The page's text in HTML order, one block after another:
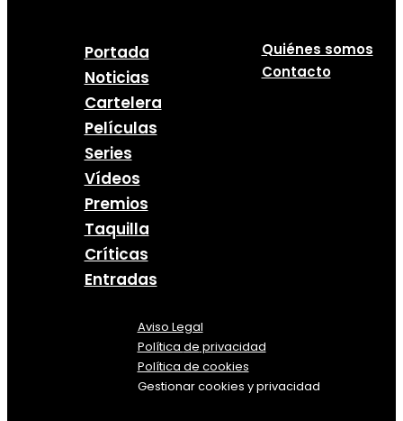
Portada
Noticias
Cartelera
Películas
Series
Vídeos
Premios
Taquilla
Críticas
Entradas
Quiénes somos
Contacto
Aviso Legal
Política de privacidad
Política de cookies
Gestionar cookies y privacidad